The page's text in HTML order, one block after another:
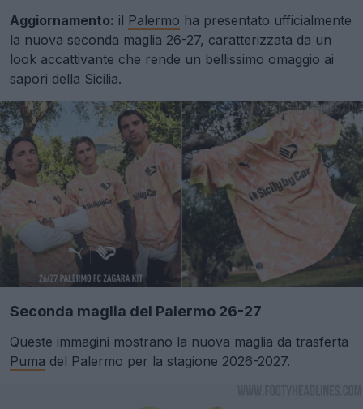
Aggiornamento: il Palermo ha presentato ufficialmente
la nuova seconda maglia 26-27, caratterizzata da un
look accattivante che rende un bellissimo omaggio ai
sapori della Sicilia.
Seconda maglia del Palermo 26-27
Queste immagini mostrano la nuova maglia da trasferta
Puma del Palermo per la stagione 2026-2027.